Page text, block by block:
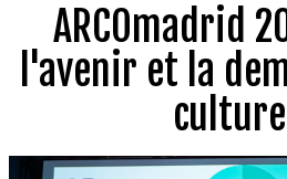
ARCOmadrid
l'avenir et la